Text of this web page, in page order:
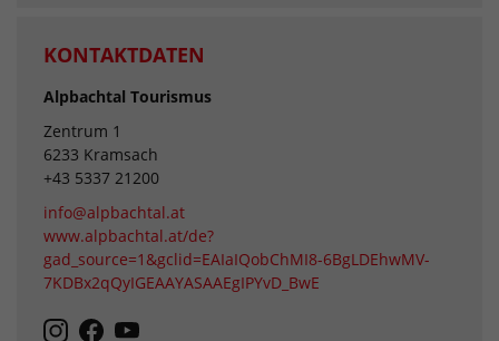
KONTAKTDATEN
Alpbachtal Tourismus
Zentrum 1
6233 Kramsach
+43 5337 21200
info@alpbachtal.at
www.alpbachtal.at/de?
gad_source=1&gclid=EAIaIQobChMI8-6BgLDEhwMV-
7KDBx2qQyIGEAAYASAAEgIPYvD_BwE